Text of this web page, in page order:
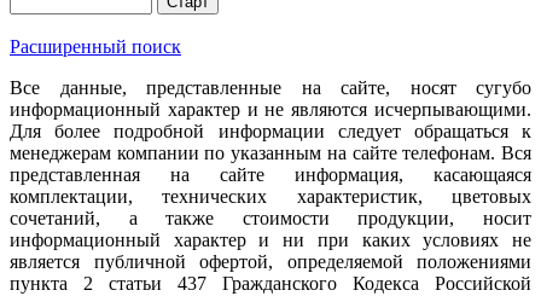
Расширенный поиск
Все данные, представленные на сайте, носят сугубо
информационный характер и не являются исчерпывающими.
Для более подробной информации следует обращаться к
менеджерам компании по указанным на сайте телефонам. Вся
представленная на сайте информация, касающаяся
комплектации, технических характеристик, цветовых
сочетаний, а также стоимости продукции, носит
информационный характер и ни при каких условиях не
является публичной офертой, определяемой положениями
пункта 2 статьи 437 Гражданского Кодекса Российской